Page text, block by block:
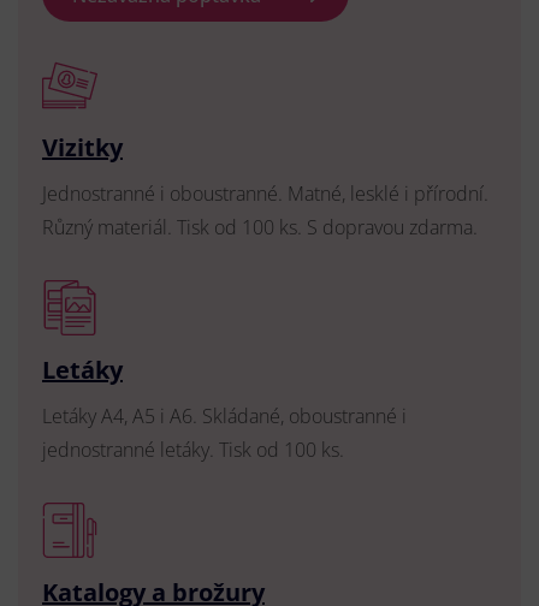
Vizitky
Jednostranné i oboustranné. Matné, lesklé i přírodní.
Různý materiál. Tisk od 100 ks. S dopravou zdarma.
Letáky
Letáky A4, A5 i A6. Skládané, oboustranné i
jednostranné letáky. Tisk od 100 ks.
Katalogy a brožury